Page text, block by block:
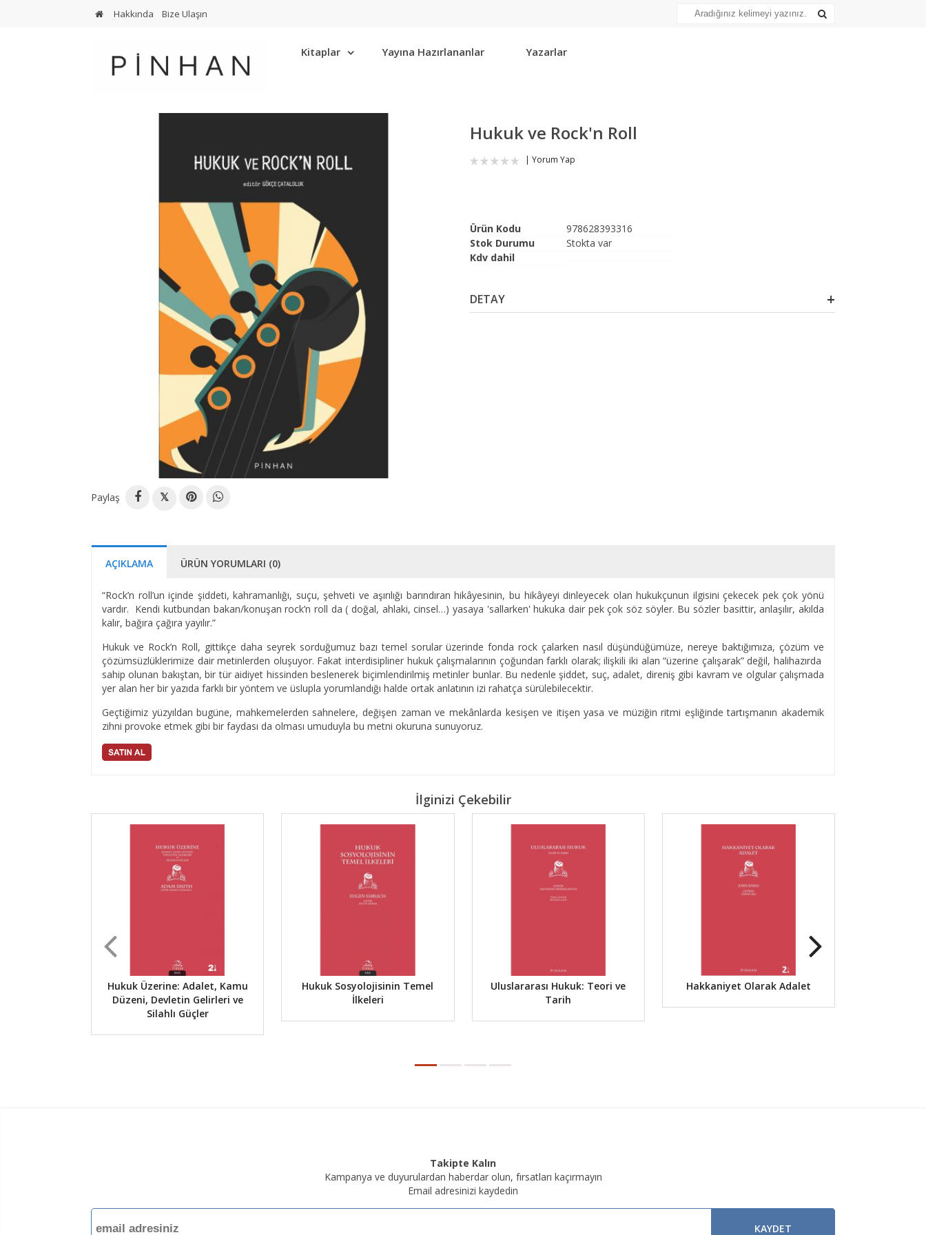
Hakkında Bize Ulaşın
Kitaplar Yayına Hazırlananlar Yazarlar
Paylaş 𝕏
Hukuk ve Rock'n Roll
Yorum Yap
Ürün Kodu
978628393316
Stok Durumu
Stokta var
Kdv dahil
DETAY
AÇIKLAMA ÜRÜN YORUMLARI (0)
“Rock’n roll’un içinde şiddeti, kahramanlığı, suçu, şehveti ve aşırılığı barındıran hikâyesinin, bu hikâyeyi dinleyecek olan hukukçunun ilgisini çekecek pek çok yönü
vardır. Kendi kutbundan bakan/konuşan rock’n roll da ( doğal, ahlaki, cinsel…) yasaya 'sallarken' hukuka dair pek çok söz söyler. Bu sözler basittir, anlaşılır, akılda
kalır, bağıra çağıra yayılır.”
Hukuk ve Rock’n Roll, gittikçe daha seyrek sorduğumuz bazı temel sorular üzerinde fonda rock çalarken nasıl düşündüğümüze, nereye baktığımıza, çözüm ve
çözümsüzlüklerimize dair metinlerden oluşuyor. Fakat interdisipliner hukuk çalışmalarının çoğundan farklı olarak; ilişkili iki alan “üzerine çalışarak” değil, halihazırda
sahip olunan bakıştan, bir tür aidiyet hissinden beslenerek biçimlendirilmiş metinler bunlar. Bu nedenle şiddet, suç, adalet, direniş gibi kavram ve olgular çalışmada
yer alan her bir yazıda farklı bir yöntem ve üslupla yorumlandığı halde ortak anlatının izi rahatça sürülebilecektir.
Geçtiğimiz yüzyıldan bugüne, mahkemelerden sahnelere, değişen zaman ve mekânlarda kesişen ve itişen yasa ve müziğin ritmi eşliğinde tartışmanın akademik
zihni provoke etmek gibi bir faydası da olması umuduyla bu metni okuruna sunuyoruz.
İlginizi Çekebilir
Hukuk Üzerine: Adalet, Kamu
Düzeni, Devletin Gelirleri ve
Silahlı Güçler
Hukuk Sosyolojisinin Temel
İlkeleri
Uluslararası Hukuk: Teori ve
Tarih
Hakkaniyet Olarak Adalet
Takipte Kalın
Kampanya ve duyurulardan haberdar olun, fırsatları kaçırmayın
Email adresinizi kaydedin
KAYDET